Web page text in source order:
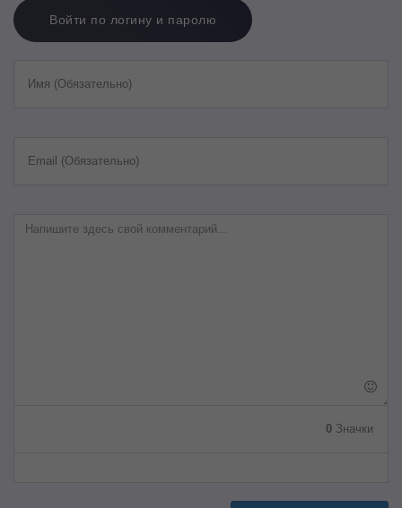
Войти по логину и паролю
Имя (Обязательно)
Email (Обязательно)
0 Значки